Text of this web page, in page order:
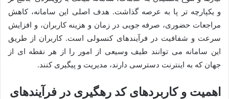
و یکپارچه تر پا به عرصه گذاشت. هدف اصلی این سامانه، کاهش
مراجعات حضوری، صرفه جویی در زمان و هزینه کاربران، و افزایش
سرعت و شفافیت در فرآیندهای کنسولی است. کاربران از طریق
این سامانه می توانند طیف وسیعی از امور را از هر نقطه ای از
جهان که به اینترنت دسترسی دارند، مدیریت و پیگیری کنند.
اهمیت و کاربردهای کد رهگیری در فرآیندهای